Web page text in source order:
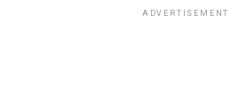
ADVERTISEMENT